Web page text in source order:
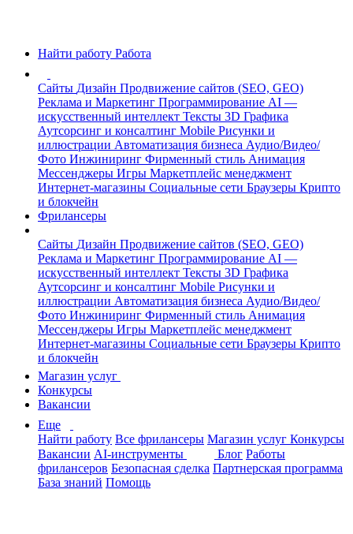
Найти работу Работа
Сайты Дизайн Продвижение сайтов (SEO, GEO)
Реклама и Маркетинг Программирование AI —
искусственный интеллект Тексты 3D Графика
Аутсорсинг и консалтинг Mobile Рисунки и
иллюстрации Автоматизация бизнеса Аудио/Видео/
Фото Инжиниринг Фирменный стиль Анимация
Мессенджеры Игры Маркетплейс менеджмент
Интернет-магазины Социальные сети Браузеры Крипто
и блокчейн
Фрилансеры
Сайты Дизайн Продвижение сайтов (SEO, GEO)
Реклама и Маркетинг Программирование AI —
искусственный интеллект Тексты 3D Графика
Аутсорсинг и консалтинг Mobile Рисунки и
иллюстрации Автоматизация бизнеса Аудио/Видео/
Фото Инжиниринг Фирменный стиль Анимация
Мессенджеры Игры Маркетплейс менеджмент
Интернет-магазины Социальные сети Браузеры Крипто
и блокчейн
Магазин услуг
Конкурсы
Вакансии
Еще
Найти работу Все фрилансеры Магазин услуг Конкурсы
Вакансии AI-инструменты Блог Работы
фрилансеров Безопасная сделка Партнерская программа
База знаний Помощь